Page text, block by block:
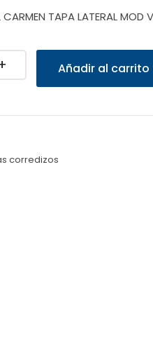
CARMEN TAPA LATERAL MOD
Añadir al carrito
corredizos